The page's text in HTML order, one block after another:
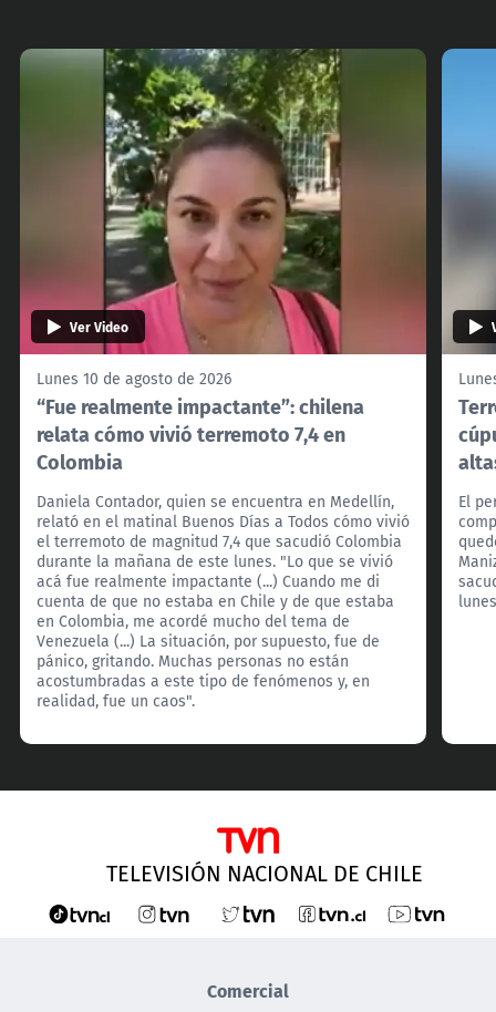
Ver Video
Lunes 10 de agosto de 2026
“Fue realmente impactante”: chilena
relata cómo vivió terremoto 7,4 en
Colombia
Daniela Contador, quien se encuentra en Medellín,
relató en el matinal Buenos Días a Todos cómo vivió
el terremoto de magnitud 7,4 que sacudió Colombia
durante la mañana de este lunes. "Lo que se vivió
acá fue realmente impactante (...) Cuando me di
cuenta de que no estaba en Chile y de que estaba
en Colombia, me acordé mucho del tema de
Venezuela (...) La situación, por supuesto, fue de
pánico, gritando. Muchas personas no están
acostumbradas a este tipo de fenómenos y, en
realidad, fue un caos".
El
TELEVISIÓN NACIONAL DE CHILE
Comercial